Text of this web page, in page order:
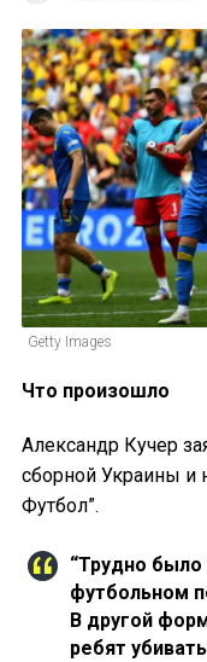
Getty Images
Что произошло
Александр Кучер
сборной Украины и
Футбол”.
“Трудно
футбольном
В другой
ребят